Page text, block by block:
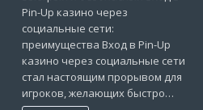
Pin-Up казино через
социальные сети:
преимущества Вход в Pin-Up
казино через социальные сети
стал настоящим прорывом для
игроков, желающих быстро…